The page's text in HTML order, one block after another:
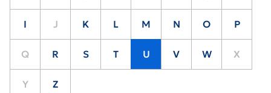
I J K L M N O P
Q R S T U V W X
Y Z